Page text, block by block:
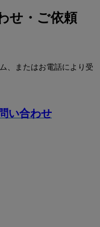
せ・ご依頼
、またはお電話により受
い合わせ